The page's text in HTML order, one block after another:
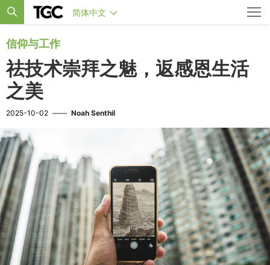
简体中文
信仰与工作
祛技术崇拜之魅，返感恩生活
之美
2025-10-02 —— Noah Senthil